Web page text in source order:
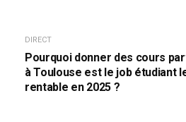
DIRECT
Pourquoi donner des cours
à Toulouse est le job étudiant
rentable en 2025 ?